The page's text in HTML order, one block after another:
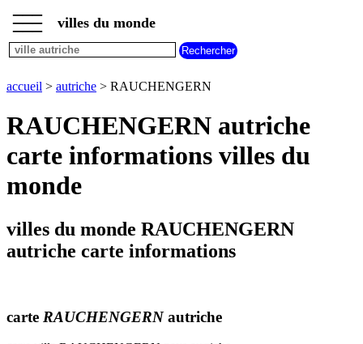
accueil
villes
autriche
RAUCHENGERN
RAUCHENGERN
___
___ villes du monde
accueil > autriche > RAUCHENGERN
RAUCHENGERN autriche
carte informations villes du
monde
villes du monde RAUCHENGERN
autriche carte informations
carte RAUCHENGERNautriche